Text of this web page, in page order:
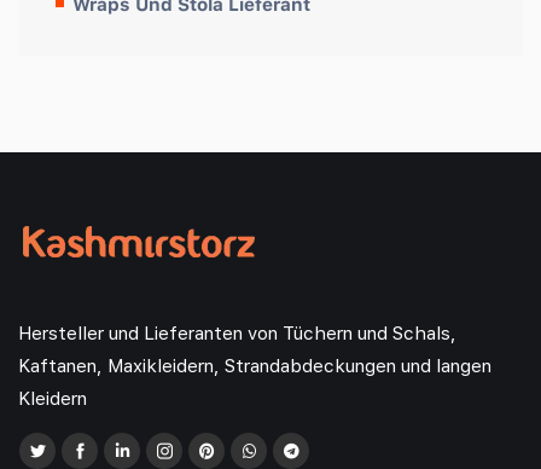
Hersteller und Lieferanten von Tüchern und Schals,
Kaftanen, Maxikleidern, Strandabdeckungen und langen
Kleidern